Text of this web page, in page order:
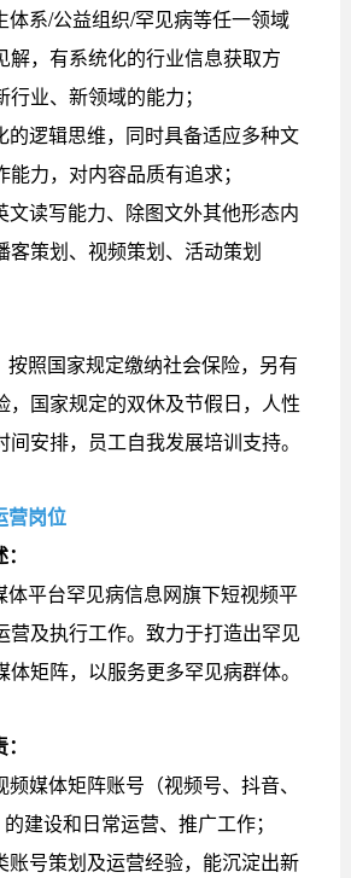
体系/公益组织/罕见病等任一领域
解，有系统化的行业信息获取方
业、新领域的能力；
的逻辑思维，同时具备适应多种文
力，对内容品质有追求；
文读写能力、除图文外其他形态内
客策划、视频策划、活动策划
按照国家规定缴纳社会保险，另有
，国家规定的双休及节假日，人性
安排，员工自我发展培训支持。
营岗位
体平台罕见病信息网旗下短视频平
营及执行工作。致力于打造出罕见
矩阵，以服务更多罕见病群体。
频媒体矩阵账号（视频号、抖音、
建设和日常运营、推广工作；
账号策划及运营经验，能沉淀出新